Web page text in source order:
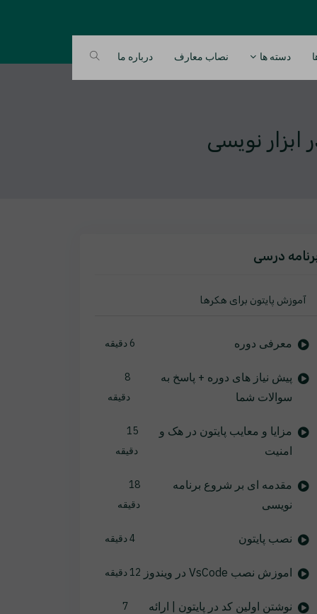
دسته ها نصاب معارف درباره ما
ابزار نویسی
درسی
آموزش پایتون برای هکرها
معرفی دوره 6 دقیقه
پیش نیاز های دوره + پاسخ به
سوالات شما
8
دقیقه
مزایا و معایب پایتون در هک و
امنیت
15
دقیقه
مقدمه ای بر شروع برنامه
نویسی
18
دقیقه
نصب پایتون 4 دقیقه
اموزش نصب VsCode در ویندوز 12 دقیقه
نوشتن اولین کد در پایتون | ارائه
7